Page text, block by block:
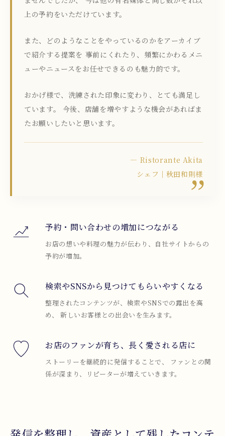
上の予約をいただけています。
また、どのようなことをやっているのかをアーカイブ
で紹介する提案を 事前にくれたり、頻繁にかわるメニ
ューやニュースをお任せできるのも魅力的です。
おかげ様で、洗練された印象に変わり、とても満足し
ています。 今後、店舗を増やすような機会があればま
たお願いしたいと思います。
— Ristorante Akita
シェフ｜秋田和則様
予約・問い合わせの増加につながる
お店の想いや料理の魅力が伝わり、自社サイトからの
予約が増加。
検索やSNSから見つけてもらいやすくなる
整理されたコンテンツが、検索やSNSでの露出を高
め、 新しいお客様との出会いを生みます。
お店のファンが育ち、長く愛される店に
ストーリーを継続的に発信することで、 ファンとの関
係が深まり、リピーターが増えていきます。